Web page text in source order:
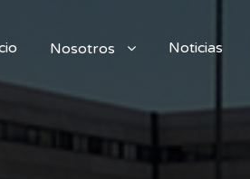
Nosotros Noticias